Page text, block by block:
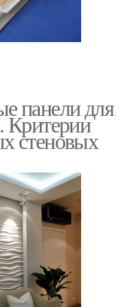
панели для
Критерии
стеновых